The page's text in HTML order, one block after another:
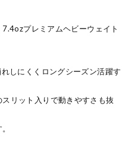
プレミアムヘビーウェイト
しにくくロングシーズン活躍す
リット入りで動きやすさも抜